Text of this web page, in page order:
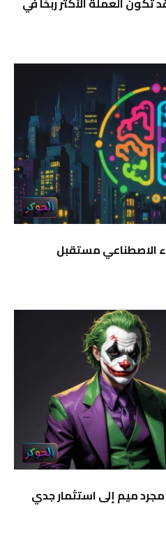
الاصطناعي مستقبل
ميم إلى استثمار جدي